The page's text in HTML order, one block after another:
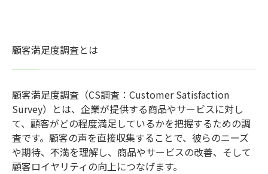
顧客満足度調査とは
顧客満足度調査（CS調査：Customer Satisfaction
Survey）とは、企業が提供する商品やサービスに対し
て、顧客がどの程度満足しているかを把握するための調
査です。顧客の声を直接収集することで、彼らのニーズ
や期待、不満を理解し、商品やサービスの改善、そして
顧客ロイヤリティの向上につなげます。